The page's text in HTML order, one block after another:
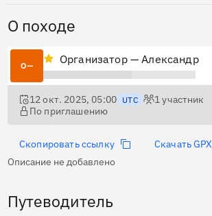
О походе
О— Организатор — Александр
12 окт. 2025, 05:00 UTC 1участник
По приглашению
Скопировать ссылку
Скачать GPX
Описание не добавлено
Путеводитель